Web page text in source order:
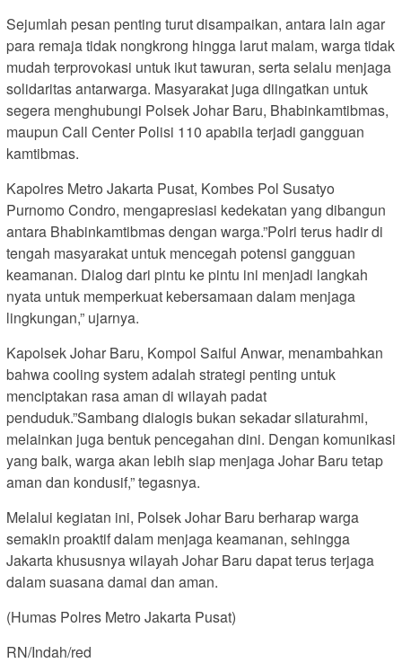
Sejumlah pesan penting turut disampaikan, antara lain agar
para remaja tidak nongkrong hingga larut malam, warga tidak
mudah terprovokasi untuk ikut tawuran, serta selalu menjaga
solidaritas antarwarga. Masyarakat juga diingatkan untuk
segera menghubungi Polsek Johar Baru, Bhabinkamtibmas,
maupun Call Center Polisi 110 apabila terjadi gangguan
kamtibmas.
Kapolres Metro Jakarta Pusat, Kombes Pol Susatyo
Purnomo Condro, mengapresiasi kedekatan yang dibangun
antara Bhabinkamtibmas dengan warga.”Polri terus hadir di
tengah masyarakat untuk mencegah potensi gangguan
keamanan. Dialog dari pintu ke pintu ini menjadi langkah
nyata untuk memperkuat kebersamaan dalam menjaga
lingkungan,” ujarnya.
Kapolsek Johar Baru, Kompol Saiful Anwar, menambahkan
bahwa cooling system adalah strategi penting untuk
menciptakan rasa aman di wilayah padat
penduduk.”Sambang dialogis bukan sekadar silaturahmi,
melainkan juga bentuk pencegahan dini. Dengan komunikasi
yang baik, warga akan lebih siap menjaga Johar Baru tetap
aman dan kondusif,” tegasnya.
Melalui kegiatan ini, Polsek Johar Baru berharap warga
semakin proaktif dalam menjaga keamanan, sehingga
Jakarta khususnya wilayah Johar Baru dapat terus terjaga
dalam suasana damai dan aman.
(Humas Polres Metro Jakarta Pusat)
RN/Indah/red